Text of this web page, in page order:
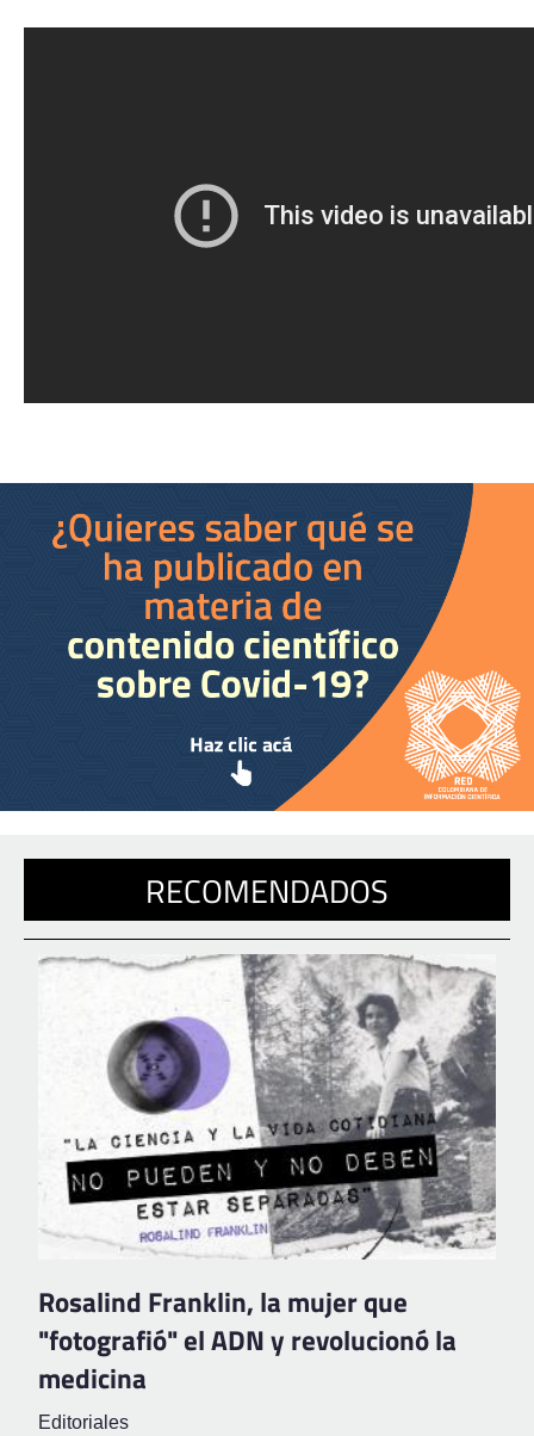
RECOMENDADOS
Rosalind Franklin, la mujer que
"fotografió" el ADN y revolucionó la
medicina
Editoriales